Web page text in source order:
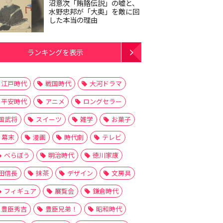
沼意次「賄賂伝説」の嘘と、
水野忠邦が「大奥」を敵に回
した本当の理由
ランキングを表示
江戸時代 戦国時代
大河ドラマ
平安時代
アニメ
ロングセラー
武将
スイーツ 雑学
お菓子
幕末
漫画 時代劇
テレビ
べらぼう
明治時代
徳川家康
信長
抹茶 デザイン
文房具
フィギュア
展覧会
鎌倉時代
豊臣秀吉
豊臣兄弟！
昭和時代